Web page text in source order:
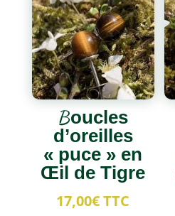
Boucles
d’oreilles
« puce » en
Œil de Tigre
17,00€TTC